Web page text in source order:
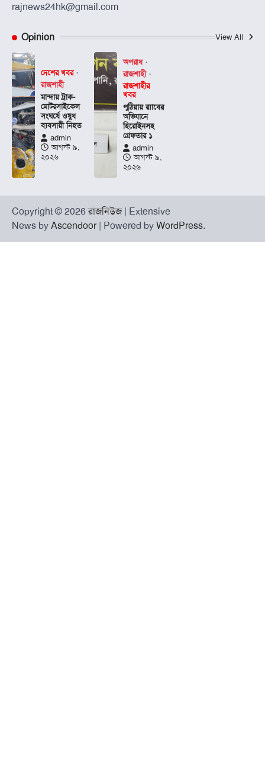
rajnews24hk@gmail.com
Opinion View All
দেশের খবর
রাজশাহী
মান্দায় ট্রাক-
মোটরসাইকেল
সংঘর্ষে ওষুধ
ব্যবসায়ী নিহত
admin
আগস্ট ৯,
২০২৬
অপরাধ
রাজশাহী
রাজশাহীর
খবর
পুঠিয়ায় র‍্যাবের
অভিযানে
হিরোইনসহ
গ্রেফতার ১
admin
আগস্ট ৯,
২০২৬
Copyright © 2026রাজনিউজ| Extensive
News by Ascendoor| Powered by WordPress.